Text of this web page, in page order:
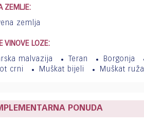
ZEMLJE:
zemlja
VINOVE LOZE:
malvazija Teran Borgonja
crni
Muškat bijeli Muškat ruža
PONUDA